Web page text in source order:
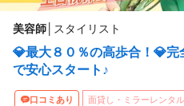
美容師 スタイリスト
💎最大８０％の高歩合！💎
で安心スタート♪
口コミあり 面貸し・ミラーレンタ